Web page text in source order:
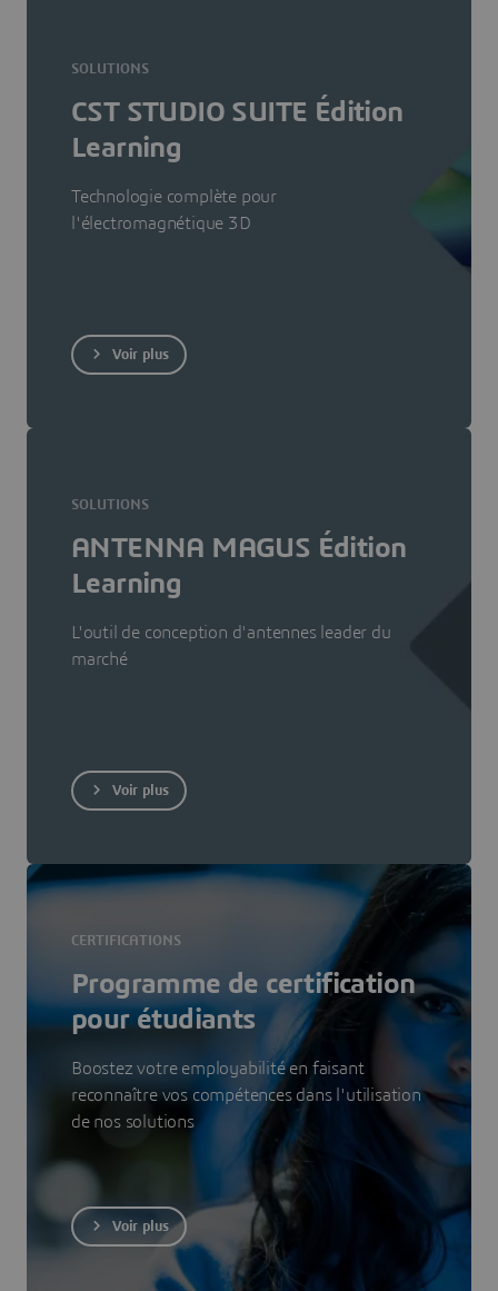
SOLUTIONS
CST STUDIO SUITE Édition
Learning
Technologie complète pour
l'électromagnétique 3D
Voir plus
SOLUTIONS
ANTENNA MAGUS Édition
Learning
L'outil de conception d'antennes leader du
marché
Voir plus
CERTIFICATIONS
Programme de certification
pour étudiants
Boostez votre employabilité en faisant
reconnaître vos compétences dans l'utilisation
de nos solutions
Voir plus